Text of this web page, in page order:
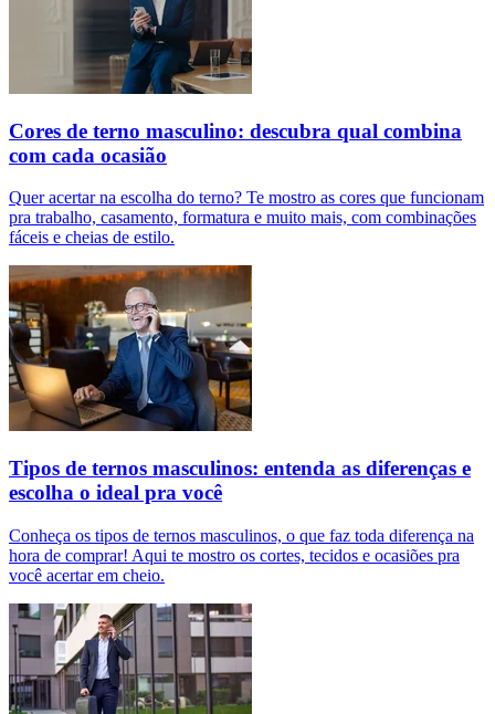
Cores de terno masculino: descubra qual combina
com cada ocasião
Quer acertar na escolha do terno? Te mostro as cores que funcionam
pra trabalho, casamento, formatura e muito mais, com combinações
fáceis e cheias de estilo.
Tipos de ternos masculinos: entenda as diferenças e
escolha o ideal pra você
Conheça os tipos de ternos masculinos, o que faz toda diferença na
hora de comprar! Aqui te mostro os cortes, tecidos e ocasiões pra
você acertar em cheio.